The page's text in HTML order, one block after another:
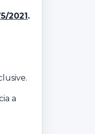
2021.
a